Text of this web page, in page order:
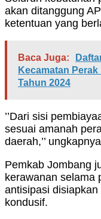
akan ditanggung
ketentuan yang
Baca Juga:
Kecamatan
Tahun 2024
’’Dari sisi
sesuai amanah
daerah,’’
Pemkab Jombang
kerawanan selama
antisipasi
kondusif.